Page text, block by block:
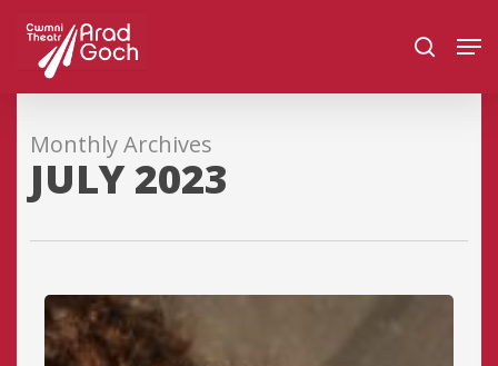
main
content
search
Monthly Archives
JULY 2023
Cyfle
–
Prentis